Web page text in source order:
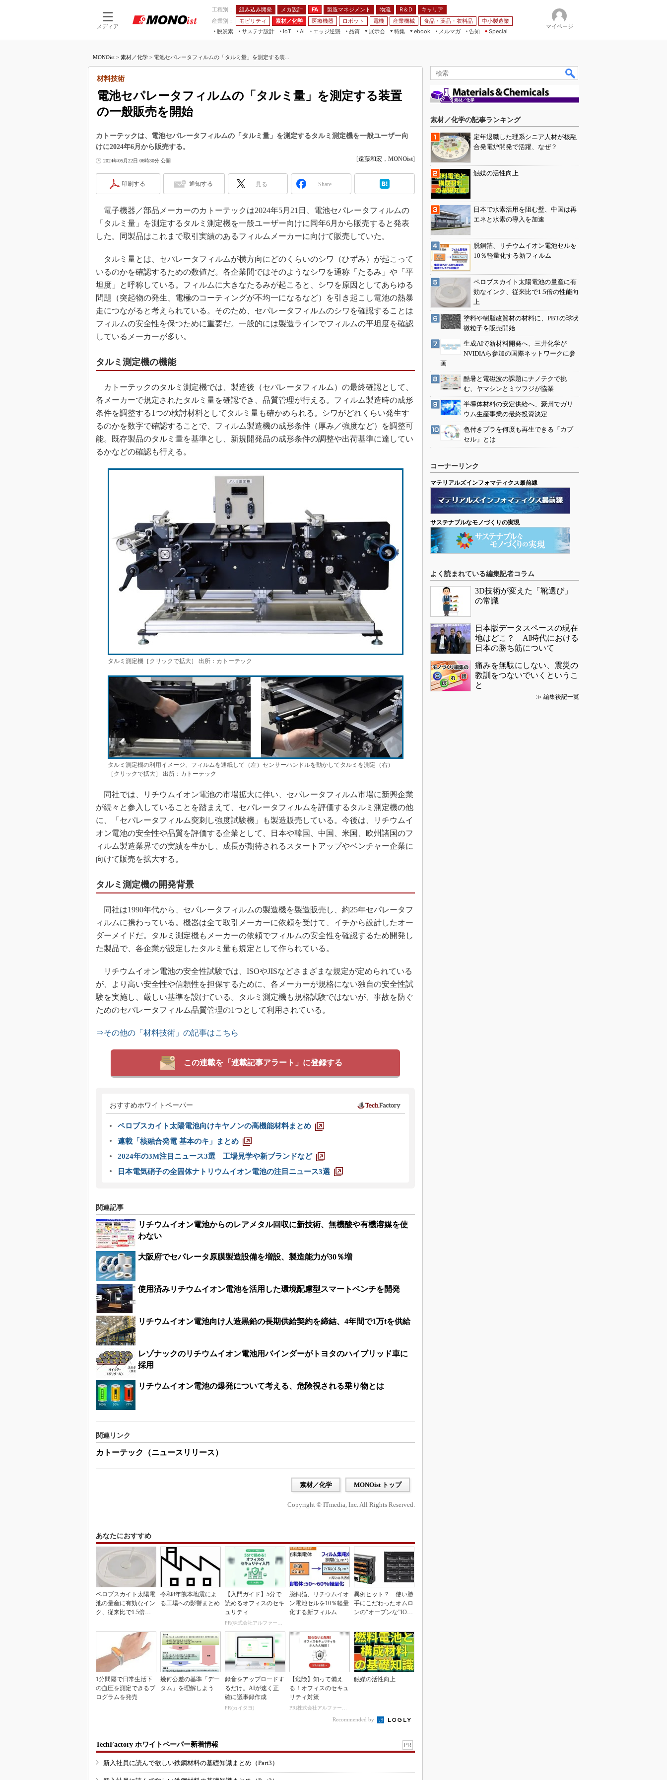
メディア
工程別： 組み込み開発 メカ設計 FA 製造マネジメント 物流 R＆D
キャリア
産業別：
モビリティ 素材／化学 医療機器 ロボット 電機 産業機械 食品・薬品・衣料品
中小製造業
脱炭素
サステナ設計
IoT
つながる工場
AI
AI×設備保全
エッジ逆襲 品質
展示会
JIMTOF
IIFES
TECHNO-FRONTIER
EdgeTech+
産業オープンネット展
特集
VR／AR
フィールドサービス
組み込み画像技術
車載ソフト開発
ISO26262
無償設計ツール
3Dプリンタ
デジタルツインとCAE
S＆OP
インダストリー4.0
イノベーション
製造業ビッグデータ
制御セキュリティ
新型コロナへの対応
ebook
モビリティ
メルマガ
告知 Special
マイページ
MONOist > 素材／化学 > 電池セパレータフィルムの「タルミ量」を測定する装...
電池セパレータフィルムの「タルミ量」を測定する装置
の一般販売を開始
材料技術
カトーテックは、電池セパレータフィルムの「タルミ量」を測定するタルミ測定機を一般ユーザー向
けに2024年6月から販売する。
2024年05月22日 06時30分 公開 [遠藤和宏 ， MONOist]
印刷する 通知する 見る Share
電子機器／部品メーカーのカトーテックは2024年5月21日、電池セパレータフィルムの
「タルミ量」を測定するタルミ測定機を一般ユーザー向けに同年6月から販売すると発表
した。同製品はこれまで取引実績のあるフィルムメーカーに向けて販売していた。
タルミ量とは、セパレータフィルムが横方向にどのくらいのシワ（ひずみ）が起こって
いるのかを確認するための数値だ。各企業間ではそのようなシワを通称「たるみ」や「平
坦度」と呼称している。フィルムに大きなたるみが起こると、シワを原因としてあらゆる
問題（突起物の発生、電極のコーティングが不均一になるなど）を引き起こし電池の熱暴
走につながると考えられている。そのため、セパレータフィルムのシワを確認することは
フィルムの安全性を保つために重要だ。一般的には製造ラインでフィルムの平坦度を確認
しているメーカーが多い。
タルミ測定機の機能
カトーテックのタルミ測定機では、製造後（セパレータフィルム）の最終確認として、
各メーカーで規定されたタルミ量を確認でき、品質管理が行える。フィルム製造時の成形
条件を調整する1つの検討材料としてタルミ量も確かめられる。シワがどれくらい発生す
るのかを数字で確認することで、フィルム製造機の成形条件（厚み／強度など）を調整可
能。既存製品のタルミ量を基準とし、新規開発品の成形条件の調整や出荷基準に達してい
るかなどの確認も行える。
タルミ測定機［クリックで拡大］ 出所：カトーテック
タルミ測定機の利用イメージ、フィルムを通紙して（左）センサーハンドルを動かしてタルミを測定（右）
［クリックで拡大］ 出所：カトーテック
同社では、リチウムイオン電池の市場拡大に伴い、セパレータフィルム市場に新興企業
が続々と参入していることを踏まえて、セパレータフィルムを評価するタルミ測定機の他
に、「セパレータフィルム突刺し強度試験機」も製造販売している。今後は、リチウムイ
オン電池の安全性や品質を評価する企業として、日本や韓国、中国、米国、欧州諸国のフ
ィルム製造業界での実績を生かし、成長が期待されるスタートアップやベンチャー企業に
向けて販売を拡大する。
タルミ測定機の開発背景
同社は1990年代から、セパレータフィルムの製造機を製造販売し、約25年セパレータフ
ィルムに携わっている。機器は全て取引メーカーに依頼を受けて、イチから設計したオー
ダーメイドだ。タルミ測定機もメーカーの依頼でフィルムの安全性を確認するため開発し
た製品で、各企業が設定したタルミ量も規定として作られている。
リチウムイオン電池の安全性試験では、ISOやJISなどさまざまな規定が定められている
が、より高い安全性や信頼性を担保するために、各メーカーが規格にない独自の安全性試
験を実施し、厳しい基準を設けている。タルミ測定機も規格試験ではないが、事故を防ぐ
ためのセパレータフィルム品質管理の1つとして利用されている。
⇒その他の「材料技術」の記事はこちら
この連載を「連載記事アラート」に登録する
おすすめホワイトペーパー
ペロブスカイト太陽電池向けキヤノンの高機能材料まとめ
連載「核融合発電 基本のキ」まとめ
2024年の3M注目ニュース3選 工場見学や新ブランドなど
日本電気硝子の全固体ナトリウムイオン電池の注目ニュース3選
関連記事
リチウムイオン電池からのレアメタル回収に新技術、無機酸や有機溶媒を使
わない
大阪府でセパレータ原膜製造設備を増設、製造能力が30％増
使用済みリチウムイオン電池を活用した環境配慮型スマートベンチを開発
リチウムイオン電池向け人造黒鉛の長期供給契約を締結、4年間で1万tを供給
レゾナックのリチウムイオン電池用バインダーがトヨタのハイブリッド車に
採用
リチウムイオン電池の爆発について考える、危険視される乗り物とは
関連リンク
カトーテック（ニュースリリース）
素材／化学 MONOist トップ
Copyright © ITmedia, Inc. All Rights Reserved.
あなたにおすすめ
ペロブスカイト太陽電
池の量産に有効なイン
ク、従来比で1.5倍の
令和8年熊本地震によ
る工場への影響まとめ
【入門ガイド】5分で
読めるオフィスのセキ
ュリティ
PR(株式会社アルファーテクノ)
脱銅箔、リチウムイオ
ン電池セルを10％軽量
化する新フィルム
異例ヒット？ 使い勝
手にこだわったオムロ
ンの“オープンな”IO-L
1分間隔で日常生活下
の血圧を測定できるプ
ログラムを発売
幾何公差の基準「デー
タム」を理解しよう
録音をアップロードす
るだけ。AIが速く正
確に議事録作成
PR(カイタヨ)
【危険】知って備え
る！オフィスのセキュ
リティ対策
PR(株式会社アルファーテクノ)
触媒の活性向上
Recommended by
TechFactory ホワイトペーパー新着情報 PR
新入社員に読んで欲しい鉄鋼材料の基礎知識まとめ（Part3）
素材／化学の記事ランキング
定年退職した理系シニア人材が核融
合発電炉開発で活躍、なぜ？
触媒の活性向上
日本で水素活用を阻む壁、中国は再
エネと水素の導入を加速
脱銅箔、リチウムイオン電池セルを
10％軽量化する新フィルム
ペロブスカイト太陽電池の量産に有
効なインク、従来比で1.5倍の性能向
上
塗料や樹脂改質材の材料に、PBTの球状
微粒子を販売開始
生成AIで新材料開発へ、三井化学が
NVIDIAら参加の国際ネットワークに参
画
酷暑と電磁波の課題にナノテクで挑
む、ヤマシンとミツフジが協業
半導体材料の安定供給へ、豪州でガリ
ウム生産事業の最終投資決定
色付きプラを何度も再生できる「カプ
セル」とは
コーナーリンク
マテリアルズインフォマティクス最前線
サステナブルなモノづくりの実現
よく読まれている編集記者コラム
3D技術が変えた「靴選び」
の常識
日本版データスペースの現在
地はどこ？ AI時代における
日本の勝ち筋について
痛みを無駄にしない、震災の
教訓をつないでいくというこ
と
≫ 編集後記一覧